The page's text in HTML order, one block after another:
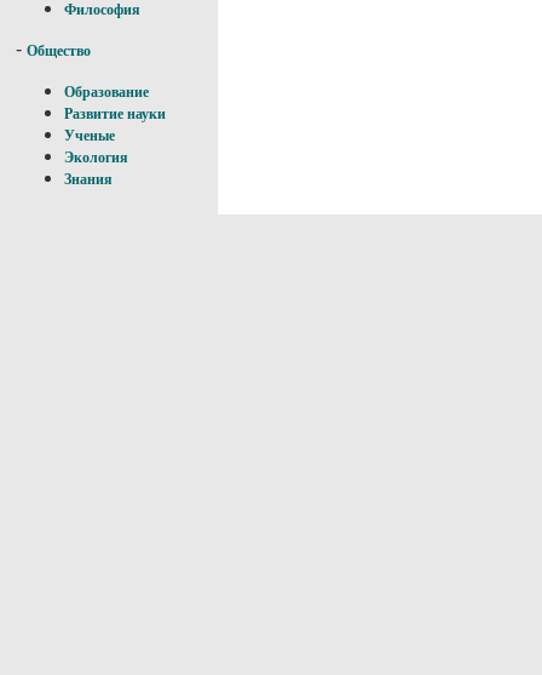
Философия
- Общество
Образование
Развитие науки
Ученые
Экология
Знания